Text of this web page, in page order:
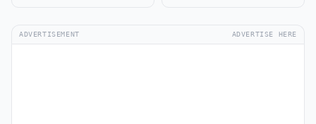
ADVERTISEMENT ADVERTISE HERE